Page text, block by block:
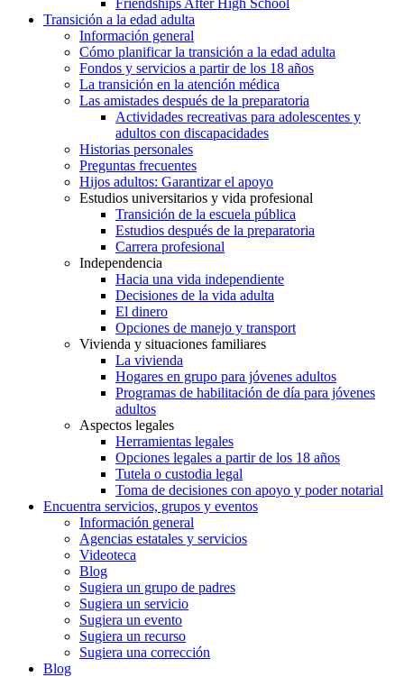
Transición a la edad adulta
Información general
Cómo planificar la transición a la edad adulta
Fondos y servicios a partir de los 18 años
La transición en la atención médica
Las amistades después de la preparatoria
Actividades recreativas para adolescentes y
adultos con discapacidades
Historias personales
Preguntas frecuentes
Hijos adultos: Garantizar el apoyo
Estudios universitarios y vida profesional
Transición de la escuela pública
Estudios después de la preparatoria
Carrera profesional
Independencia
Hacia una vida independiente
Decisiones de la vida adulta
El dinero
Opciones de manejo y transport
Vivienda y situaciones familiares
La vivienda
Hogares en grupo para jóvenes adultos
Programas de habilitación de día para jóvenes
adultos
Aspectos legales
Herramientas legales
Opciones legales a partir de los 18 años
Tutela o custodia legal
Toma de decisiones con apoyo y poder notarial
Encuentra servicios, grupos y eventos
Información general
Agencias estatales y servicios
Videoteca
Blog
Sugiera un grupo de padres
Sugiera un servicio
Sugiera un evento
Sugiera un recurso
Sugiera una corrección
Blog